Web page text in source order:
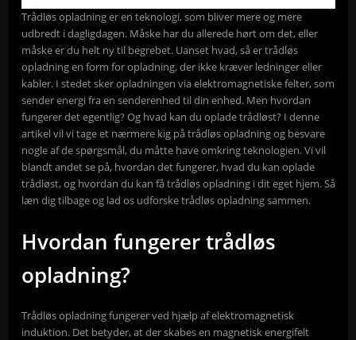
Trådløs opladning er en teknologi, som bliver mere og mere
udbredt i dagligdagen. Måske har du allerede hørt om det, eller
måske er du helt ny til begrebet. Uanset hvad, så er trådløs
opladning en form for opladning, der ikke kræver ledninger eller
kabler. I stedet sker opladningen via elektromagnetiske felter, som
sender energi fra en senderenhed til din enhed. Men hvordan
fungerer det egentlig? Og hvad kan du oplade trådløst? I denne
artikel vil vi tage et nærmere kig på trådløs opladning og besvare
nogle af de spørgsmål, du måtte have omkring teknologien. Vi vil
blandt andet se på, hvordan det fungerer, hvad du kan oplade
trådløst, og hvordan du kan få trådløs opladning i dit eget hjem. Så
læn dig tilbage og lad os udforske trådløs opladning sammen.
Hvordan fungerer trådløs
opladning?
Trådløs opladning fungerer ved hjælp af elektromagnetisk
induktion. Det betyder, at der skabes en magnetisk energifelt